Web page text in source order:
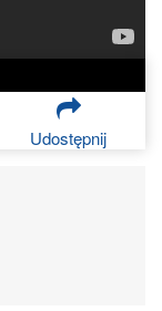
Udostępnij